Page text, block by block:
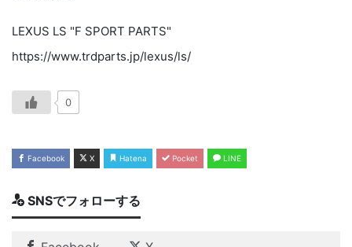
LEXUS LS "F SPORT PARTS"
https://www.trdparts.jp/lexus/ls/
0
Facebook X Hatena Pocket LINE
SNSでフォローする